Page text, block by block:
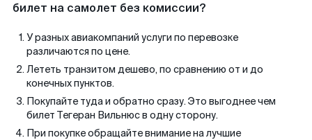
билет на самолет без комиссии?
У разных авиакомпаний услуги по перевозке
различаются по цене.
Лететь транзитом дешево, по сравнению от и до
конечных пунктов.
Покупайте туда и обратно сразу. Это выгоднее чем
билет Тегеран Вильнюс в одну сторону.
При покупке обращайте внимание на лучшие